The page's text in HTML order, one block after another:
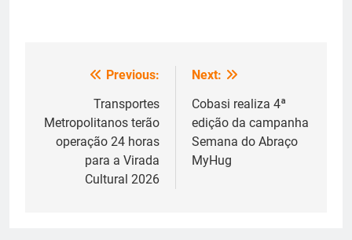
Navegação
Post
Previous:
Transportes
Metropolitanos terão
operação 24 horas
para a Virada
Cultural 2026
Next:
Cobasi realiza 4ª
edição da campanha
Semana do Abraço
MyHug